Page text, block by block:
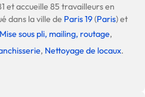
et accueille 85 travailleurs en
dans la ville de Paris 19(Paris) et
Mise sous pli, mailing, routage,
, Nettoyage de locaux.